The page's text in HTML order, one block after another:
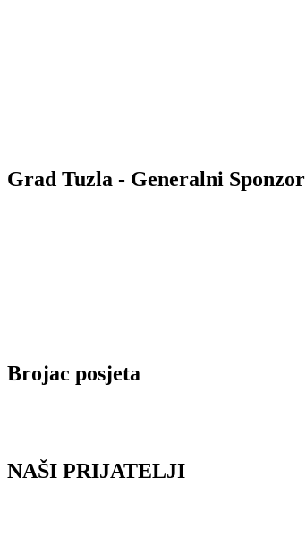
Grad Tuzla - Generalni Sponzor
Brojac posjeta
NAŠI PRIJATELJI